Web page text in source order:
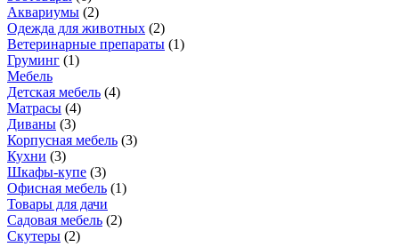
Аквариумы (2)
Одежда для животных (2)
Ветеринарные препараты (1)
Груминг (1)
Мебель
Детская мебель (4)
Матрасы (4)
Диваны (3)
Корпусная мебель (3)
Кухни (3)
Шкафы-купе (3)
Офисная мебель (1)
Товары для дачи
Садовая мебель (2)
Скутеры (2)